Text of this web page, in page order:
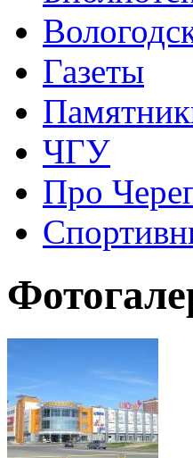
Газеты
ЧГУ
Про